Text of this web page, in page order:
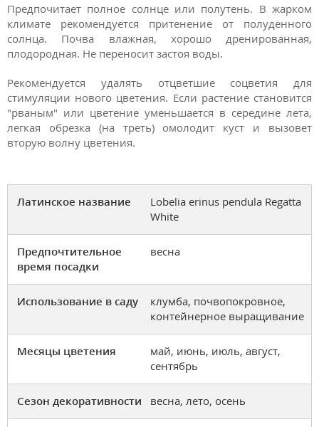
Предпочитает полное солнце или полутень. В жарком
климате рекомендуется притенение от полуденного
солнца. Почва влажная, хорошо дренированная,
плодородная. Не переносит застоя воды.
Рекомендуется удалять отцветшие соцветия для
стимуляции нового цветения. Если растение становится
"рваным" или цветение уменьшается в середине лета,
легкая обрезка (на треть) омолодит куст и вызовет
вторую волну цветения.
Латинское название
Lobelia erinus pendula Regatta
White
Предпочтительное
время посадки
весна
Использование в саду
клумба, почвопокровное,
контейнерное выращивание
Месяцы цветения
май, июнь, июль, август,
сентябрь
Сезон декоративности весна, лето, осень